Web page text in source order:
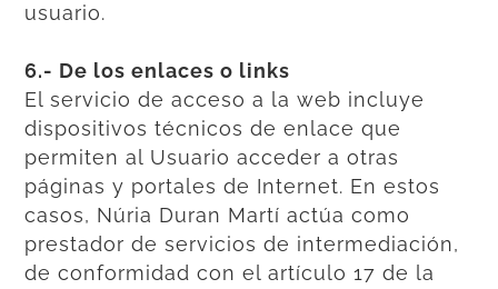
usuario.
6.- De los enlaces o links
El servicio de acceso a la web incluye
dispositivos técnicos de enlace que
permiten al Usuario acceder a otras
páginas y portales de Internet. En estos
casos, Núria Duran Martí actúa como
prestador de servicios de intermediación,
de conformidad con el artículo 17 de la